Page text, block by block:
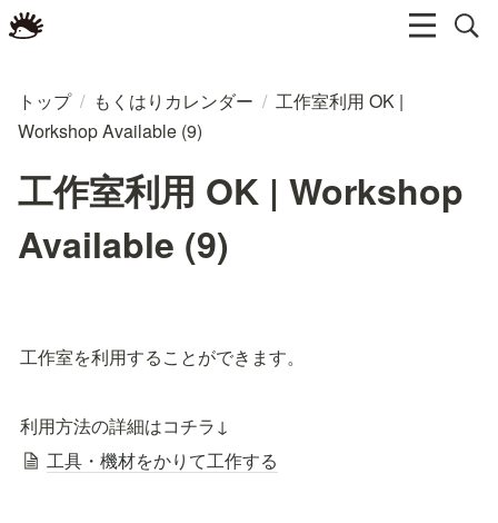
トップ / もくはりカレンダー / 工作室利用 OK |
Workshop Available (9)
工作室利用 OK | Workshop
Available (9)
工作室を利用することができます。
利用方法の詳細はコチラ↓
工具・機材をかりて工作する